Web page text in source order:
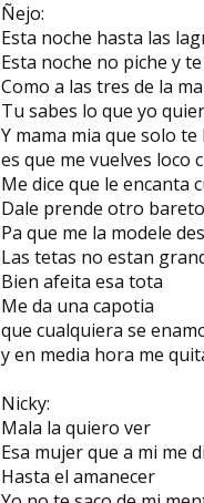
Ñejo:
Esta noche hasta las
Esta noche no piche y
Como a las tres de la
Tu sabes lo que yo
Y mama mia que solo
es que me vuelves loco
Me dice que le encanta
Dale prende otro
Pa que me la modele
Las tetas no estan
Bien afeita esa tota
Me da una capotia
que cualquiera se
y en media hora me
Nicky:
Mala la quiero ver
Esa mujer que a mi me
Hasta el amanecer